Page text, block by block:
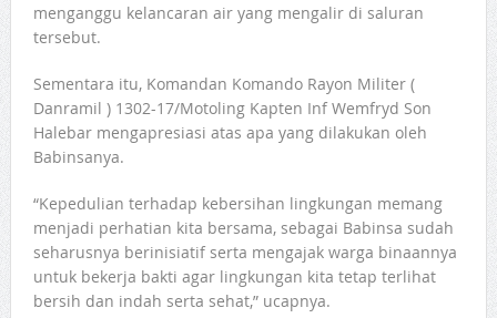
menganggu kelancaran air yang mengalir di saluran
tersebut.
Sementara itu, Komandan Komando Rayon Militer (
Danramil ) 1302-17/Motoling Kapten Inf Wemfryd Son
Halebar mengapresiasi atas apa yang dilakukan oleh
Babinsanya.
“Kepedulian terhadap kebersihan lingkungan memang
menjadi perhatian kita bersama, sebagai Babinsa sudah
seharusnya berinisiatif serta mengajak warga binaannya
untuk bekerja bakti agar lingkungan kita tetap terlihat
bersih dan indah serta sehat,” ucapnya.